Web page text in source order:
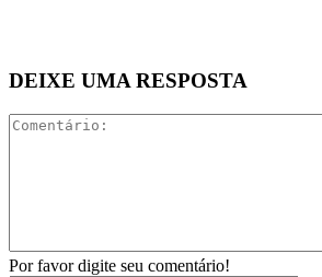
DEIXE UMA RESPOSTA
Por favor digite seu comentário!